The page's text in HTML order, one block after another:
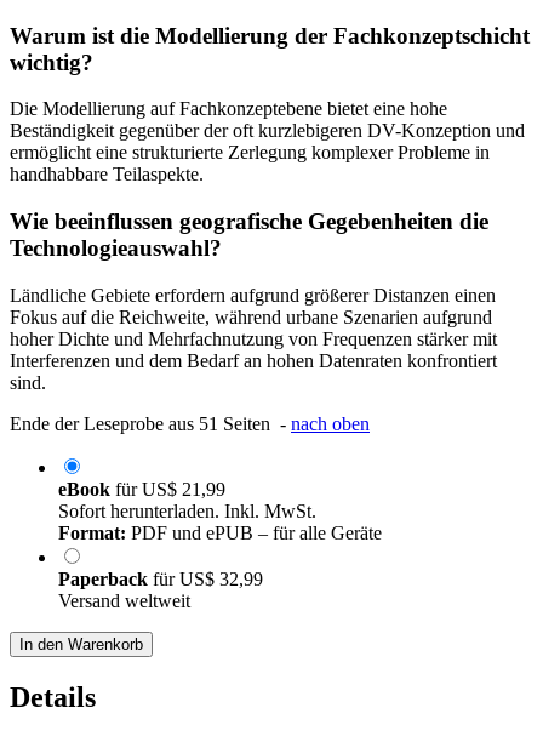
Warum ist die Modellierung der Fachkonzeptschicht
wichtig?
Die Modellierung auf Fachkonzeptebene bietet eine hohe
Beständigkeit gegenüber der oft kurzlebigeren DV-Konzeption und
ermöglicht eine strukturierte Zerlegung komplexer Probleme in
handhabbare Teilaspekte.
Wie beeinflussen geografische Gegebenheiten die
Technologieauswahl?
Ländliche Gebiete erfordern aufgrund größerer Distanzen einen
Fokus auf die Reichweite, während urbane Szenarien aufgrund
hoher Dichte und Mehrfachnutzung von Frequenzen stärker mit
Interferenzen und dem Bedarf an hohen Datenraten konfrontiert
sind.
Ende der Leseprobe aus 51 Seiten - nach oben
eBook fürUS$ 21,99
Sofort herunterladen. Inkl. MwSt.
Format: PDF und ePUB – für alle Geräte
Paperback fürUS$ 32,99
Versand weltweit
In den Warenkorb
Details